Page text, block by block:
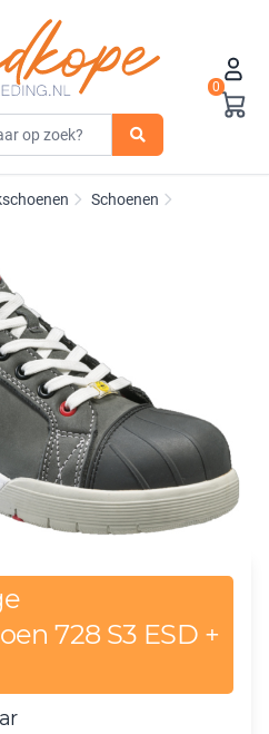
0
Schoenen
728 S3 ESD +